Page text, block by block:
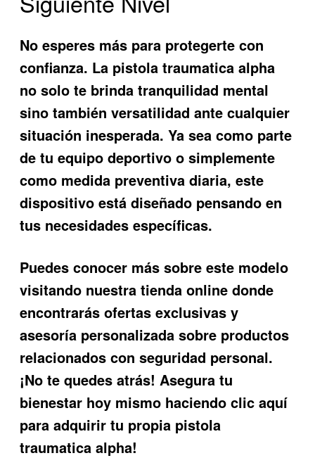
No esperes más para protegerte con
confianza. La pistola traumatica alpha
no solo te brinda tranquilidad mental
sino también versatilidad ante cualquier
situación inesperada. Ya sea como parte
de tu equipo deportivo o simplemente
como medida preventiva diaria, este
dispositivo está diseñado pensando en
tus necesidades específicas.
Puedes conocer más sobre este modelo
visitando nuestra tienda online donde
encontrarás ofertas exclusivas y
asesoría personalizada sobre productos
relacionados con seguridad personal.
¡No te quedes atrás! Asegura tu
bienestar hoy mismo haciendo clic aquí
para adquirir tu propia pistola
traumatica alpha!